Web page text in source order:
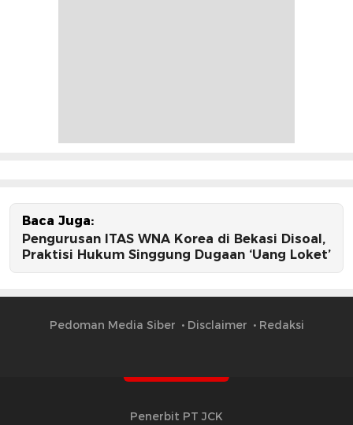
Baca Juga:
Pengurusan ITAS WNA Korea di Bekasi Disoal,
Praktisi Hukum Singgung Dugaan ‘Uang Loket’
Pedoman Media Siber Disclaimer Redaksi
Penerbit PT JCK